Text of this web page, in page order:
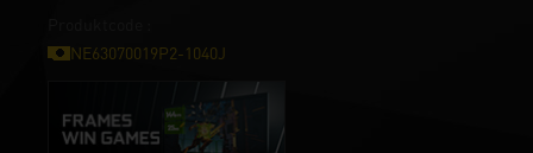
NE63070019P2-1040J